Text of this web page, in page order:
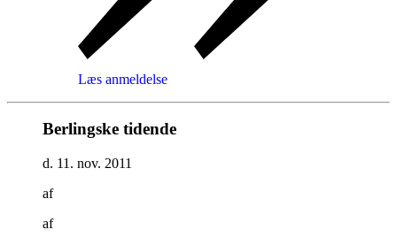
Læs anmeldelse
Berlingske tidende
d. 11. nov. 2011
af
af